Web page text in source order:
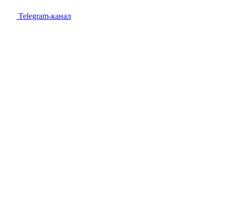
Telegram-канал